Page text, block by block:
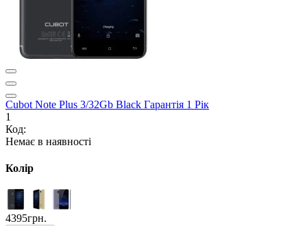
Cubot Note Plus 3/32Gb Black Гарантія 1 Рік
1
Код:
Немає в наявності
Колір
4395грн.